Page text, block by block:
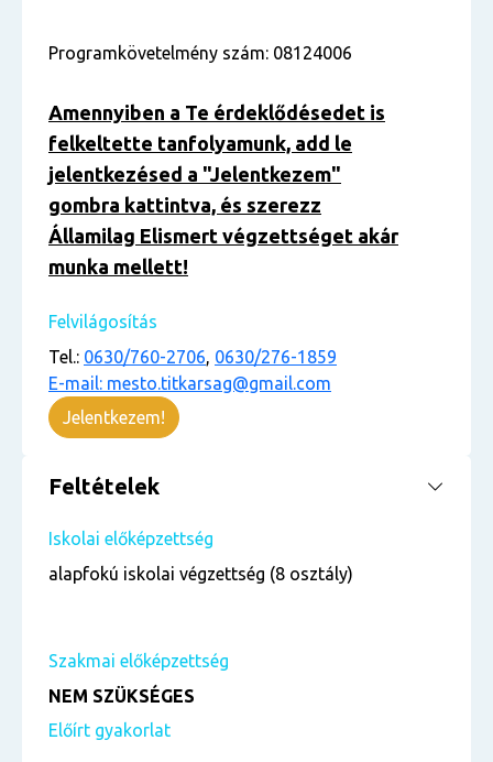
Programkövetelmény szám: 08124006
Amennyiben a Te érdeklődésedet is
felkeltette tanfolyamunk, add le
jelentkezésed a "Jelentkezem"
gombra kattintva, és szerezz
Államilag Elismert végzettséget akár
munka mellett!
Felvilágosítás
Tel.: 0630/760-2706, 0630/276-1859
E-mail: mesto.titkarsag@gmail.com
Jelentkezem!
Feltételek
Iskolai előképzettség
alapfokú iskolai végzettség (8 osztály)
Szakmai előképzettség
NEM SZÜKSÉGES
Előírt gyakorlat